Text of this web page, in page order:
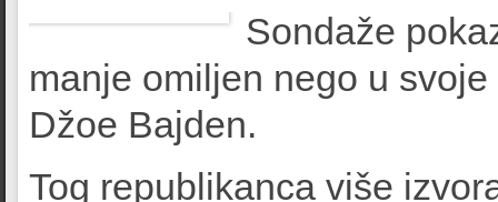
Sondaže
manje omiljen nego u
Džoe Bajden.
Tog republikanca više